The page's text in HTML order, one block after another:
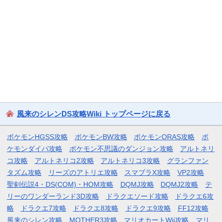
風来のシレンDS攻略Wiki トップページに戻る
ポケモンHGSS攻略 ポケモンBW攻略 ポケモンORAS攻略
ポ
ケモンダイパ攻略
ポケモン不思議のダンジョン攻略
アルトネリ
コ攻略
アルトネリコ2攻略 アルトネリコ3攻略
グランファン
タズム攻略
リーズのアトリエ攻略 スマブラX攻略
VP2攻略
聖剣伝説4・DS(COM)・HOM攻略
DQMJ攻略 DQMJ2攻略
テ
リーのワンダーランド3D攻略
ドラクエソード攻略
ドラクエ6攻
略
ドラクエ7攻略 ドラクエ8攻略 ドラクエ9攻略
FF12攻略
風来のシレン攻略
MOTHER3攻略 マリオカートWii攻略 マリ